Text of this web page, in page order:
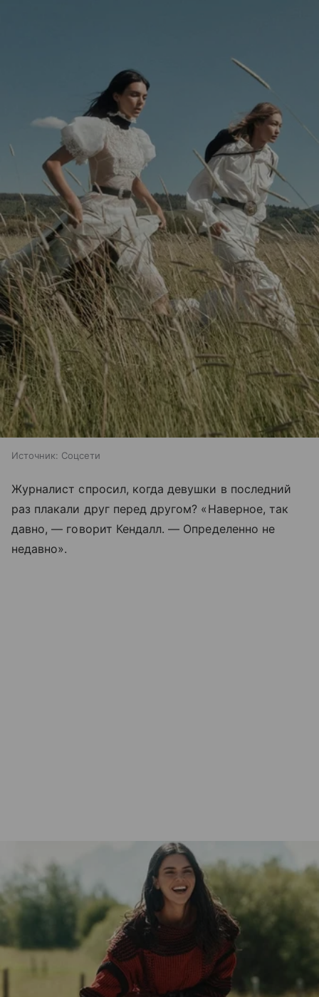
Источник: Соцсети
Журналист спросил, когда девушки в последний
раз плакали друг перед другом? «Наверное, так
давно, — говорит Кендалл. — Определенно не
недавно».